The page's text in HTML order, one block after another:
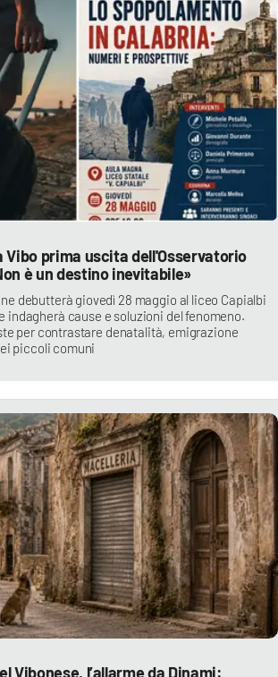
Vibo prima uscita dell'Osservatorio
è un destino inevitabile»
debutterà giovedì 28 maggio al liceo Capialbi
indagherà cause e soluzioni del fenomeno.
per contrastare denatalità, emigrazione
piccoli comuni
Vibonese, l’allarme da Dinami: